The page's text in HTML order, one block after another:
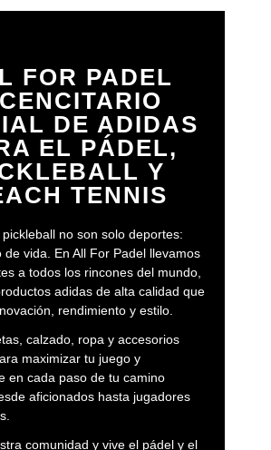
FOR PADEL
DE ADIDAS
EL PÁDEL,
Y
TENNIS
no son solo deportes:
de vida. En All For Padel llevamos
a todos los rincones del mundo,
adidas de alta calidad que
rendimiento y estilo.
calzado, ropa y accesorios
maximizar tu juego y
en cada paso de tu camino
aficionados hasta jugadores
comunidad y vive el pádel y el